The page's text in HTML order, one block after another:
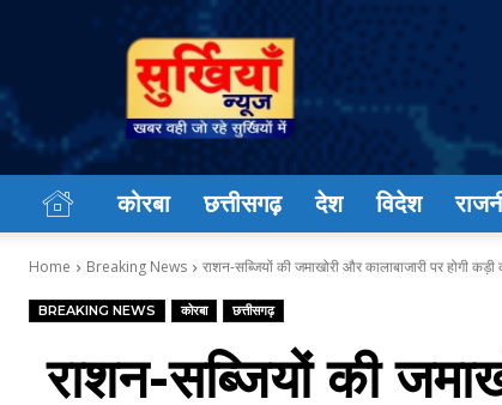
सुर्खियां
न्यूज़
कोरबा छत्तीसगढ़ देश विदेश
Home Breaking News राशन-सब्जियों की जमाखोरी और कालाबाजारी पर होगी
BREAKING NEWS कोरबा छत्तीसगढ़
राशन-सब्जियों की